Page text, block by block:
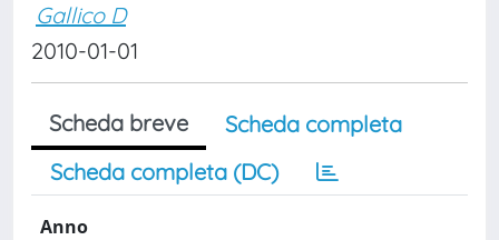
Gallico D
2010-01-01
Scheda breve
Scheda completa
Scheda completa (DC)
Anno